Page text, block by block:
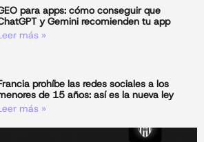
para apps: cómo conseguir que
y Gemini recomienden tu app
más »
prohíbe las redes sociales a los
de 15 años: así es la nueva ley
más »